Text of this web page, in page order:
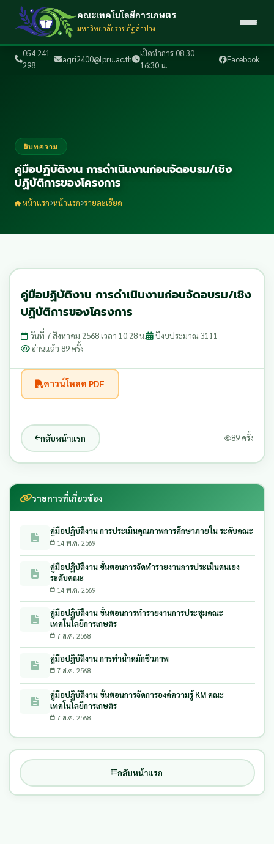
054 241
298
agri2400@lpru.ac.th
เปิดทำการ 08:30 –
16:30 น.
Facebook
คณะเทคโนโลยีการเกษตร
มหาวิทยาลัยราชภัฏลำปาง
บทความ
คู่มือปฏิบัติงาน การดําเนินงานก่อนจัดอบรม/เชิง
ปฏิบัติการของโครงการ
หน้าแรก หน้าแรก รายละเอียด
คู่มือปฏิบัติงาน การดําเนินงานก่อนจัดอบรม/เชิง
ปฏิบัติการของโครงการ
วันที่ 7 สิงหาคม 2568 เวลา 10:28 น.
ปีงบประมาณ 3111
อ่านแล้ว 89 ครั้ง
ดาวน์โหลด PDF
กลับหน้าแรก 89 ครั้ง
รายการที่เกี่ยวข้อง
คู่มือปฏิบัติงาน การประเมินคุณภาพการศึกษาภายใน ระดับคณะ
14 พ.ค. 2569
คู่มือปฏิบัติงาน ขั้นตอนการจัดทำรายงานการประเมินตนเอง
ระดับคณะ
14 พ.ค. 2569
คู่มือปฏิบัติงาน ขั้นตอนการทำรายงานการประชุมคณะ
เทคโนโลยีการเกษตร
7 ส.ค. 2568
คู่มือปฏิบัติงาน การทำน้ำหมักชีวภาพ
7 ส.ค. 2568
คู่มือปฏิบัติงาน ขั้นตอนการจัดการองค์ความรู้ KM คณะ
เทคโนโลยีการเกษตร
7 ส.ค. 2568
กลับหน้าแรก